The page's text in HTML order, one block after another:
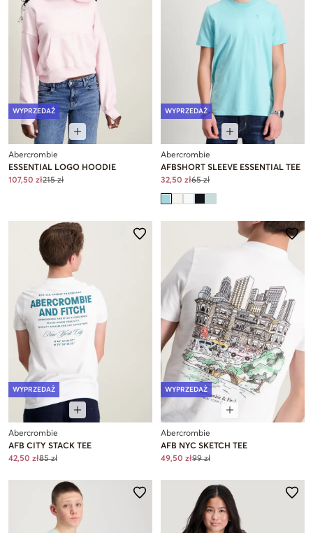
WYPRZEDAŻ
Abercrombie
ESSENTIAL LOGO HOODIE
107,50 zł215 zł
WYPRZEDAŻ
Abercrombie
AFBSHORT SLEEVE ESSENTIAL TEE
32,50 zł65 zł
WYPRZEDAŻ
Abercrombie
AFB CITY STACK TEE
42,50 zł85 zł
WYPRZEDAŻ
Abercrombie
AFB NYC SKETCH TEE
49,50 zł99 zł